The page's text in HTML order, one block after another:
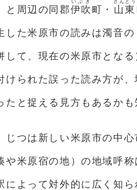
と周辺の同郡伊吹
いぶき
町・ 山東
さんとう
した米原市の読みは濁音
して、現在の米原市とな
けられた誤った読み方が
たと捉える見方もあるかも
じつは新しい米原市の中
や米原宿の地）の地域呼
によって対外的に広く知